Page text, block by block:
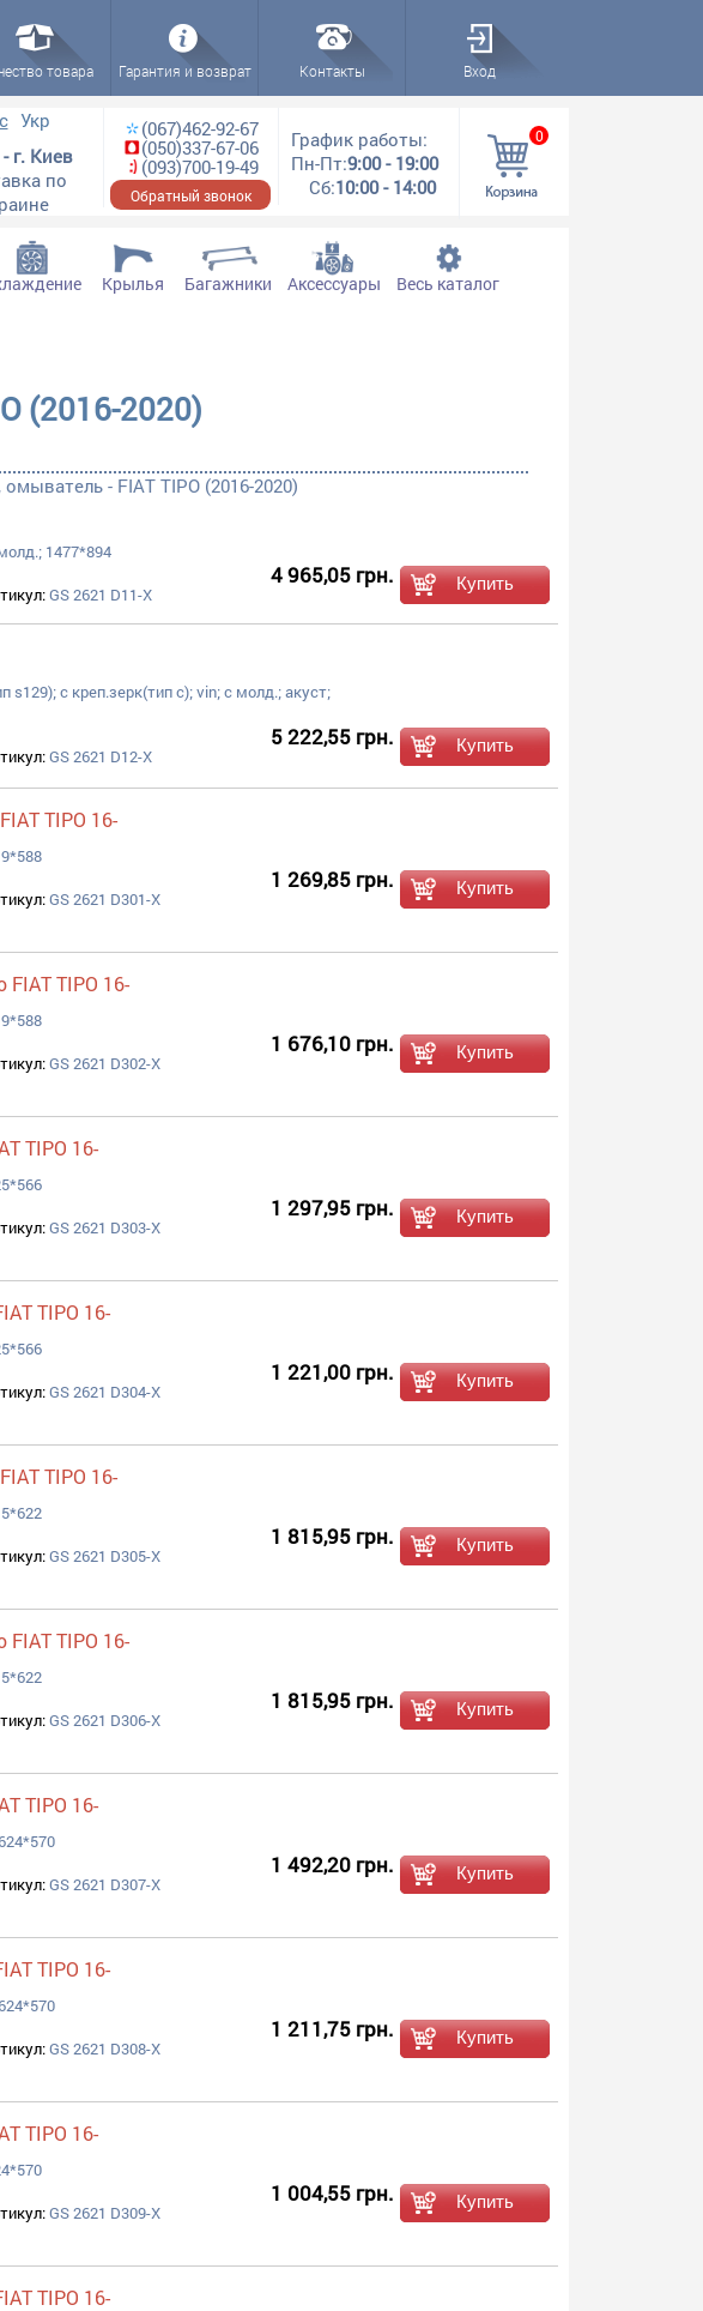
товара Гарантия и возврат Контакты Вход
Укр
г. Киев
по
(067)462-92-67
(050)337-67-06
(093)700-19-49
Обратный звонок
График работы:
Пн-Пт:9:00 - 19:00
Сб:10:00 - 14:00
0
Крылья Багажники Аксессуары Весь каталог
(2016-2020)
- FIAT TIPO (2016-2020)
1477*894
GS 2621 D11-X
4 965,05 грн.
s129); с креп.зерк(тип c); vin; с молд.; акуст;
GS 2621 D12-X
5 222,55 грн.
TIPO 16-
GS 2621 D301-X
1 269,85 грн.
FIAT TIPO 16-
GS 2621 D302-X
1 676,10 грн.
TIPO 16-
GS 2621 D303-X
1 297,95 грн.
TIPO 16-
GS 2621 D304-X
1 221,00 грн.
TIPO 16-
GS 2621 D305-X
1 815,95 грн.
FIAT TIPO 16-
GS 2621 D306-X
1 815,95 грн.
TIPO 16-
GS 2621 D307-X
1 492,20 грн.
TIPO 16-
GS 2621 D308-X
1 211,75 грн.
TIPO 16-
GS 2621 D309-X
1 004,55 грн.
TIPO 16-